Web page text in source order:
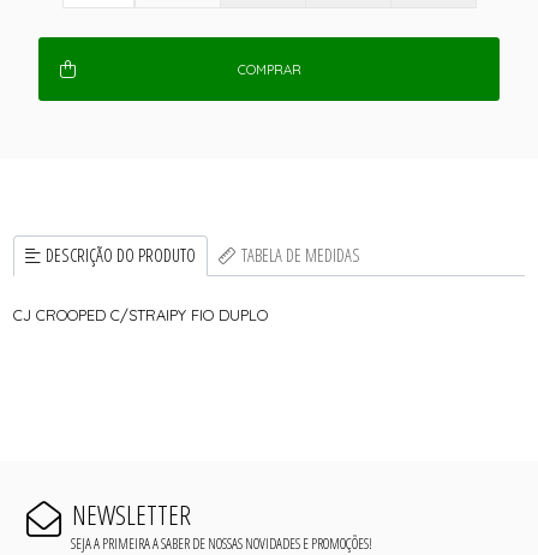
COMPRAR
DESCRIÇÃO DO PRODUTO TABELA DE MEDIDAS
CJ CROOPED C/STRAIPY FIO DUPLO
NEWSLETTER
SEJA A PRIMEIRA A SABER DE NOSSAS NOVIDADES E PROMOÇÕES!